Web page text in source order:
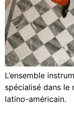
L’ensemble
spécialisé dans
latino-américain.